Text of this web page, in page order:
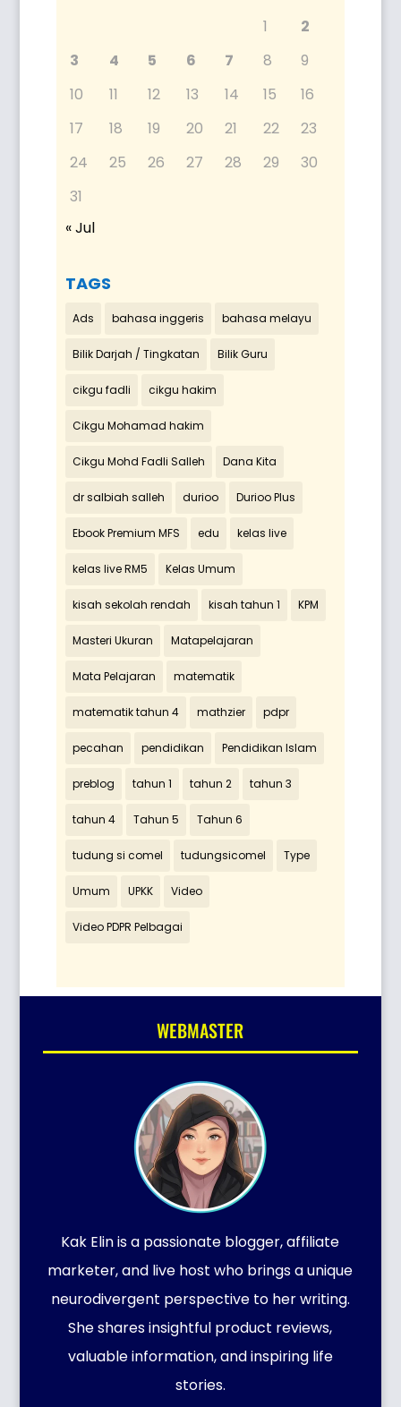
1
2
3
4 5 6 7 8
9
10
11 12 13 14 15
16
17
18 19 20 21 22
23
24
25 26 27 28 29
30
31
« Jul
TAGS
Ads bahasa inggeris bahasa melayu
Bilik Darjah / Tingkatan Bilik Guru
cikgu fadli cikgu hakim
Cikgu Mohamad hakim
Cikgu Mohd Fadli Salleh Dana Kita
dr salbiah salleh durioo Durioo Plus
Ebook Premium MFS edu kelas live
kelas live RM5 Kelas Umum
kisah sekolah rendah kisah tahun 1 KPM
Masteri Ukuran Matapelajaran
Mata Pelajaran matematik
matematik tahun 4 mathzier pdpr
pecahan pendidikan Pendidikan Islam
preblog tahun 1 tahun 2 tahun 3
tahun 4 Tahun 5 Tahun 6
tudung si comel tudungsicomel Type
Umum UPKK Video
Video PDPR Pelbagai
WEBMASTER
Kak Elin is a passionate blogger, affiliate
marketer, and live host who brings a unique
neurodivergent perspective to her writing.
She shares insightful product reviews,
valuable information, and inspiring life
stories.